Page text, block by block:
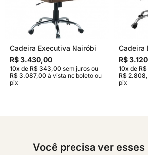
Cadeira Executiva Nairóbi
R$ 3.430,00
10x de R$ 343,00 sem juros ou
R$ 3.087,00 à vista no boleto ou
pix
Cadeira
R$
10x de
R$
pix
Você precisa ver esses